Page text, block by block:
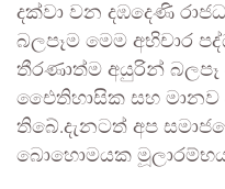
දක්වා වන දඹදෙණි
බලපෑම මෙම අභිචාර
තීරණාත්ම අයුරින්
එෛතිහාසික සහ මානව
තිබේ.දැනටත් අප
බොහොමයක